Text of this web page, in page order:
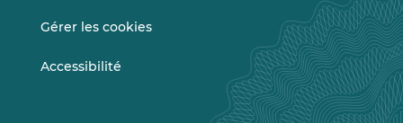
Gérer les cookies
Accessibilité